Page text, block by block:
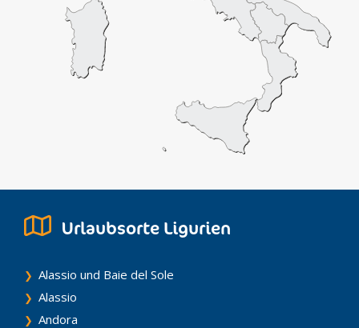
Urlaubsorte Ligurien
Alassio und Baie del Sole
Alassio
Andora